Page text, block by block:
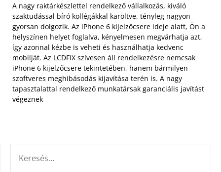
A nagy raktárkészlettel rendelkező vállalkozás, kiváló
szaktudással bíró kollégákkal karöltve, tényleg nagyon
gyorsan dolgozik. Az iPhone 6 kijelzőcsere ideje alatt, Ön a
helyszínen helyet foglalva, kényelmesen megvárhatja azt,
így azonnal kézbe is veheti és használhatja kedvenc
mobilját. Az LCDFIX szívesen áll rendelkezésre nemcsak
iPhone 6 kijelzőcsere tekintetében, hanem bármilyen
szoftveres meghibásodás kijavítása terén is. A nagy
tapasztalattal rendelkező munkatársak garanciális javítást
végeznek